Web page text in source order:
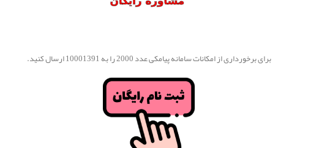
برای برخورداری از امکانات سامانه پیامکی عدد 2000 را به 10001391 ارسال کنید.